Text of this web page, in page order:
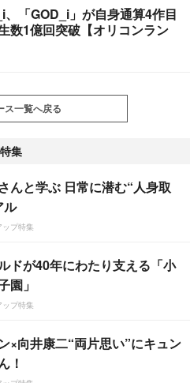
「GOD_i」が自身通算4作目
数1億回突破【オリコンラン
ス一覧へ戻る
集
んと学ぶ 日常に潜む“人身取
ル
プ特集
ドが40年にわたり支える「小
園」
プ特集
×向井康二“両片思い”にキュン
！